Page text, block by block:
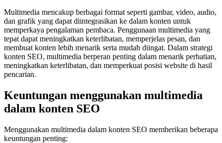
Multimedia mencakup berbagai format seperti gambar, video, audio,
dan grafik yang dapat diintegrasikan ke dalam konten untuk
memperkaya pengalaman pembaca. Penggunaan multimedia yang
tepat dapat meningkatkan keterlibatan, memperjelas pesan, dan
membuat konten lebih menarik serta mudah diingat. Dalam strategi
konten SEO, multimedia berperan penting dalam menarik perhatian,
meningkatkan keterlibatan, dan memperkuat posisi website di hasil
pencarian.
Keuntungan menggunakan multimedia
dalam konten SEO
Menggunakan multimedia dalam konten SEO memberikan beberapa
keuntungan penting: